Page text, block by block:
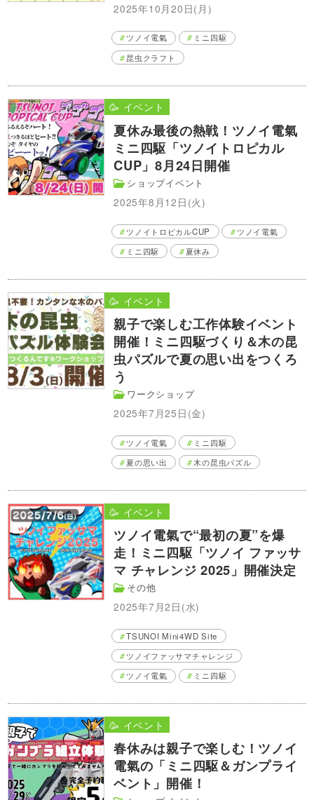
2025年10月20日(月)
ツノイ電氣
ミニ四駆
昆虫クラフト
夏休み最後の熱戦！ツノイ電氣
ミニ四駆「ツノイトロピカル
CUP」8月24日開催
ショップイベント
2025年8月12日(火)
🥳 イベント
ツノイトロピカルCUP
ツノイ電氣
ミニ四駆
夏休み
親子で楽しむ工作体験イベント
開催！ミニ四駆づくり＆木の昆
虫パズルで夏の思い出をつくろ
う
ワークショップ
2025年7月25日(金)
🥳 イベント
ツノイ電氣
ミニ四駆
夏の思い出
木の昆虫パズル
ツノイ電氣で“最初の夏”を爆
走！ミニ四駆「ツノイ ファッサ
マ チャレンジ 2025」開催決定
その他
2025年7月2日(水)
🥳 イベント
TSUNOI Mini4WD Site
ツノイファッサマチャレンジ
ツノイ電氣
ミニ四駆
春休みは親子で楽しむ！ツノイ
電氣の「ミニ四駆＆ガンプライ
ベント」開催！
🥳 イベント